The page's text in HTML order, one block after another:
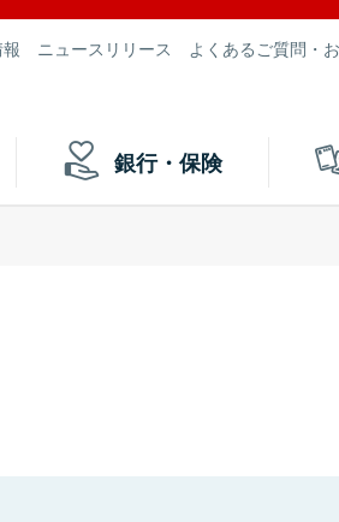
ニュースリリース よくあるご質問・
銀行・保険